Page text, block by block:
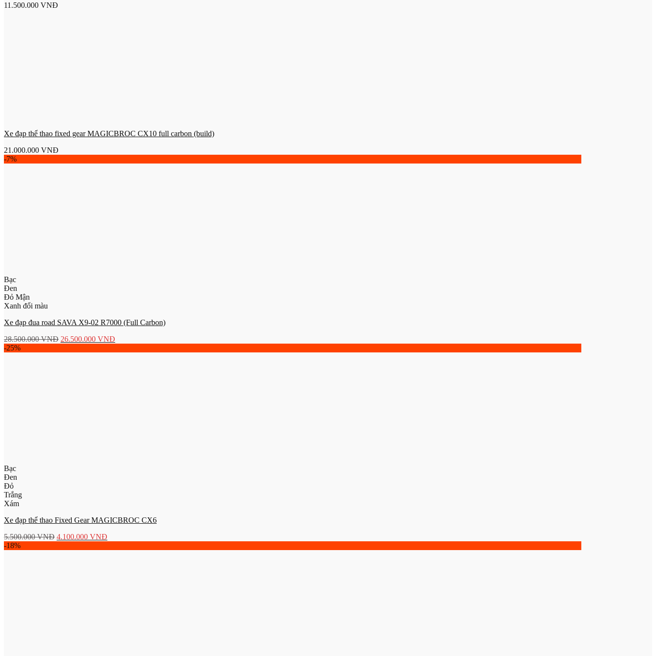
11.500.000 VNĐ
Xe đạp thể thao fixed gear MAGICBROC CX10 full carbon (build)
21.000.000 VNĐ
-7%
Bạc
Đen
Đỏ Mận
Xanh đổi màu
Xe đạp đua road SAVA X9-02 R7000 (Full Carbon)
28.500.000VNĐ 26.500.000 VNĐ
-25%
Bạc
Đen
Đỏ
Trắng
Xám
Xe đạp thể thao Fixed Gear MAGICBROC CX6
5.500.000VNĐ 4.100.000 VNĐ
-18%